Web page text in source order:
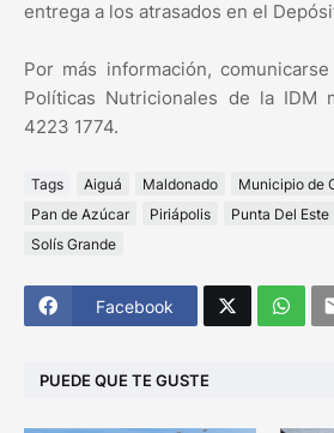
entrega a los atrasados ​​en el
Por más información,
Políticas Nutricionales de la IDM
4223 1774.
Tags Aiguá Maldonado
Municipio de
Pan de Azúcar
Piriápolis Punta Del Este
Solís Grande
Facebook
PUEDE QUE TE GUSTE